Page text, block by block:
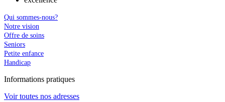
Qui sommes-nous?
Notre vision
Offre de soins
Seniors
Petite enfance
Handicap
Informations pratiques
Voir toutes nos adresses